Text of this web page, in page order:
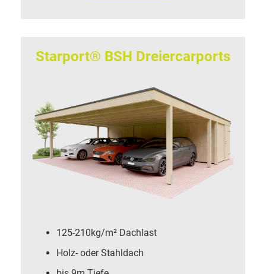
Starport® BSH Dreiercarports
125-210kg/m² Dachlast
Holz- oder Stahldach